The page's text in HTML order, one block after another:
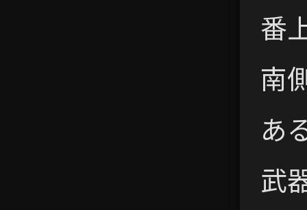
番
南
あ
武